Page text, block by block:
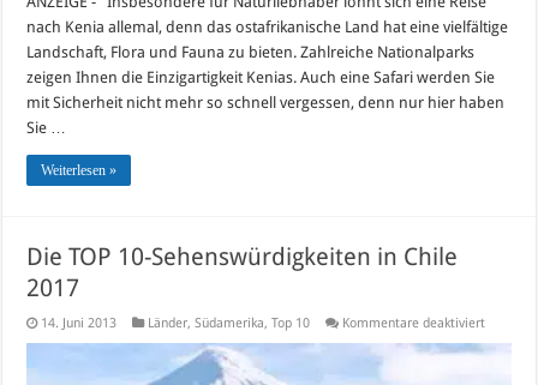
nach Kenia allemal, denn das ostafrikanische Land hat eine vielfältige
Landschaft, Flora und Fauna zu bieten. Zahlreiche Nationalparks
zeigen Ihnen die Einzigartigkeit Kenias. Auch eine Safari werden Sie
mit Sicherheit nicht mehr so schnell vergessen, denn nur hier haben
Sie …
Weiterlesen »
Die TOP 10-Sehenswürdigkeiten in Chile
2017
14. Juni 2013 Länder,Südamerika,Top 10 Kommentare deaktiviertfür
TOP